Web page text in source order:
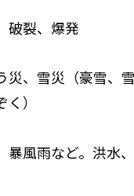
破裂、爆発
災、雪災（豪雪、雪
）
暴風雨など。洪水